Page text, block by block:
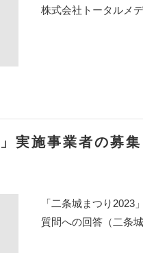
株式会社トータルメ
実施事業者の募
「二条城まつり
質問への回答（二条